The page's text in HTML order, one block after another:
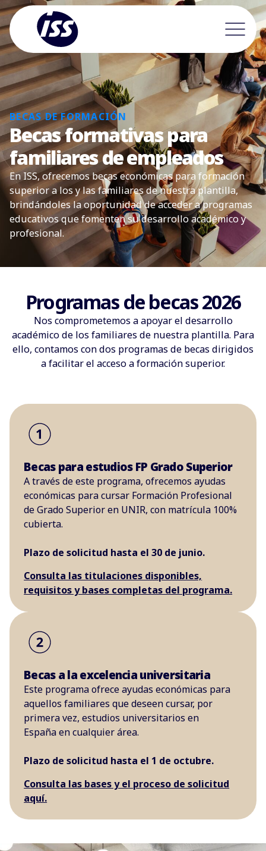
BECAS DE FORMACIÓN
Becas formativas para
familiares de empleados
En ISS, ofrecemos becas económicas para formación
superior a los y las familiares de nuestra plantilla,
brindándoles la oportunidad de acceder a programas
educativos que fomenten su desarrollo académico y
profesional.
Programas de becas 2026
Nos comprometemos a apoyar el desarrollo
académico de los familiares de nuestra plantilla. Para
ello, contamos con dos programas de becas dirigidos
a facilitar el acceso a formación superior.
Becas para estudios FP Grado Superior
A través de este programa, ofrecemos ayudas
económicas para cursar Formación Profesional
de Grado Superior en UNIR, con matrícula 100%
cubierta.
Plazo de solicitud hasta el 30 de junio.
Consulta las titulaciones disponibles,
requisitos y bases completas del programa.
Becas a la excelencia universitaria
Este programa ofrece ayudas económicas para
aquellos familiares que deseen cursar, por
primera vez, estudios universitarios en
España en cualquier área.
Plazo de solicitud hasta el 1 de octubre.
Consulta las bases y el proceso de solicitud
aquí.